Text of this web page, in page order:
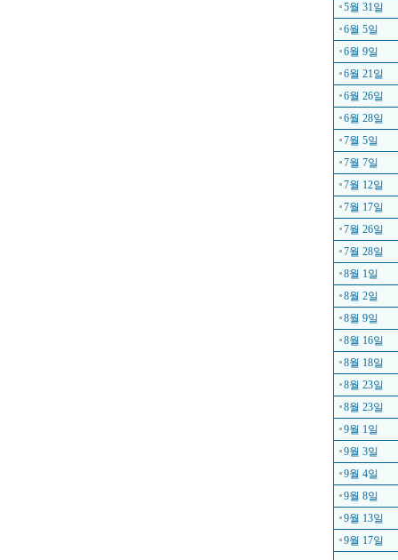
5월 31일
6월 5일
6월 9일
6월 21일
6월 26일
6월 28일
7월 5일
7월 7일
7월 12일
7월 17일
7월 26일
7월 28일
8월 1일
8월 2일
8월 9일
8월 16일
8월 18일
8월 23일
8월 23일
9월 1일
9월 3일
9월 4일
9월 8일
9월 13일
9월 17일